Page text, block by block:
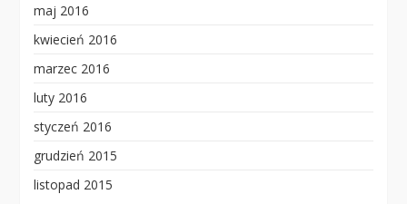
maj 2016
kwiecień 2016
marzec 2016
luty 2016
styczeń 2016
grudzień 2015
listopad 2015